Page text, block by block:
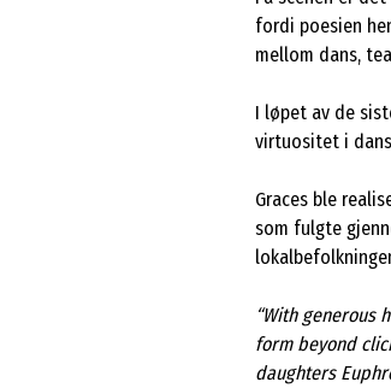
fordi poesien
mellom dans,
I løpet av de
virtuositet i
Graces ble
som fulgte
“With generous
form beyond
daughters